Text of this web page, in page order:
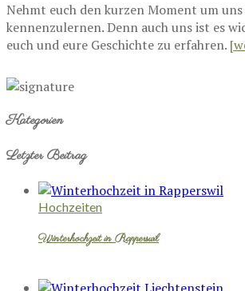
Nehmt euch den kurzen Moment um
kennenzulernen. Denn auch uns ist es
euch und eure Geschichte zu erfahren.
Kategorien
Letzter Beitrag
Hochzeiten
Winterhochzeit in Rapperswil